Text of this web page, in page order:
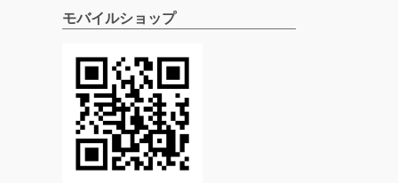
モバイルショップ